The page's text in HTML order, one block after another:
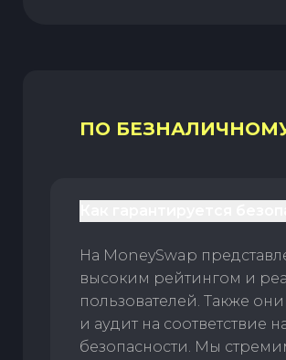
ПО
На MoneySwap
высоким рейтингом и
пользователей. Также
и аудит на соответствие
безопасности. Мы